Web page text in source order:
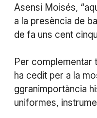
Asensi Moisés,
a la presència de
de fa uns cent
Per complementar
ha cedit per a la
ggranimportància
uniformes,